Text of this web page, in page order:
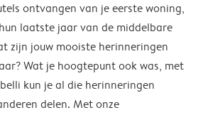
ontvangen van je eerste woning,
laatste jaar van de middelbare
zijn jouw mooiste herinneringen
Wat je hoogtepunt ook was, met
kun je al die herinneringen
delen. Met onze